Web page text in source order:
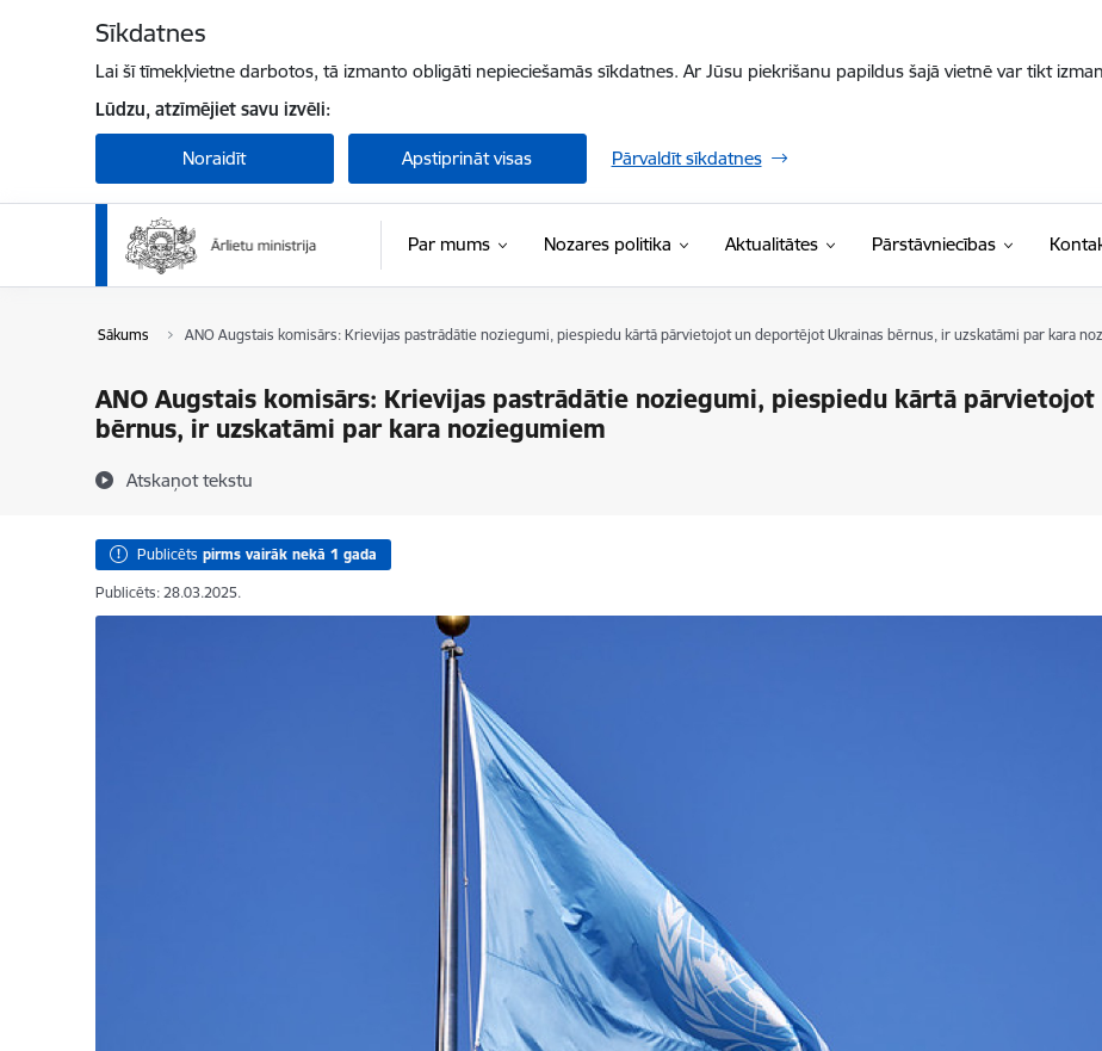
Sīkdatnes
Lai šī tīmekļvietne darbotos, tā izmanto obligāti nepieciešamās sīkdatnes. Ar Jūsu piekrišanu papildus šajā vietnē var tikt
Lūdzu, atzīmējiet savu izvēli:
Noraidīt Apstiprināt visas Pārvaldīt sīkdatnes
Par mums Nozares politika Aktualitātes Pārstāvniecības
Sākums ANO Augstais komisārs: Krievijas pastrādātie noziegumi, piespiedu kārtā pārvietojot un deportējot Ukrainas bērnus, ir uzskatāmi par kara
ANO Augstais komisārs: Krievijas pastrādātie noziegumi, piespiedu kārtā
bērnus, ir uzskatāmi par kara noziegumiem
Atskaņot tekstu
Publicēts pirms vairāk nekā 1 gada
Publicēts: 28.03.2025.